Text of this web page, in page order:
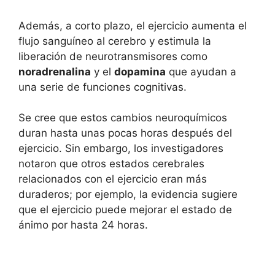
Además, a corto plazo, el ejercicio aumenta el
flujo sanguíneo al cerebro y estimula la
liberación de neurotransmisores como
noradrenalina y el dopamina que ayudan a
una serie de funciones cognitivas.
Se cree que estos cambios neuroquímicos
duran hasta unas pocas horas después del
ejercicio. Sin embargo, los investigadores
notaron que otros estados cerebrales
relacionados con el ejercicio eran más
duraderos; por ejemplo, la evidencia sugiere
que el ejercicio puede mejorar el estado de
ánimo por hasta 24 horas.